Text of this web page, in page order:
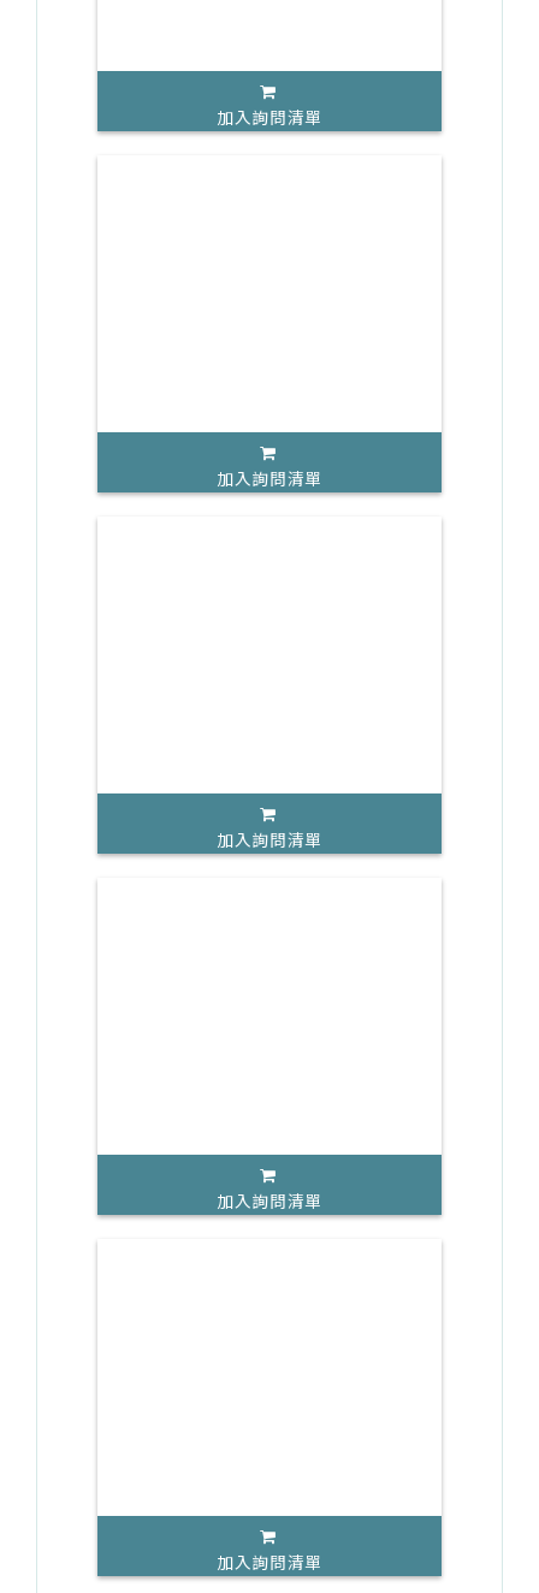
加入詢問清單
加入詢問清單
加入詢問清單
加入詢問清單
加入詢問清單